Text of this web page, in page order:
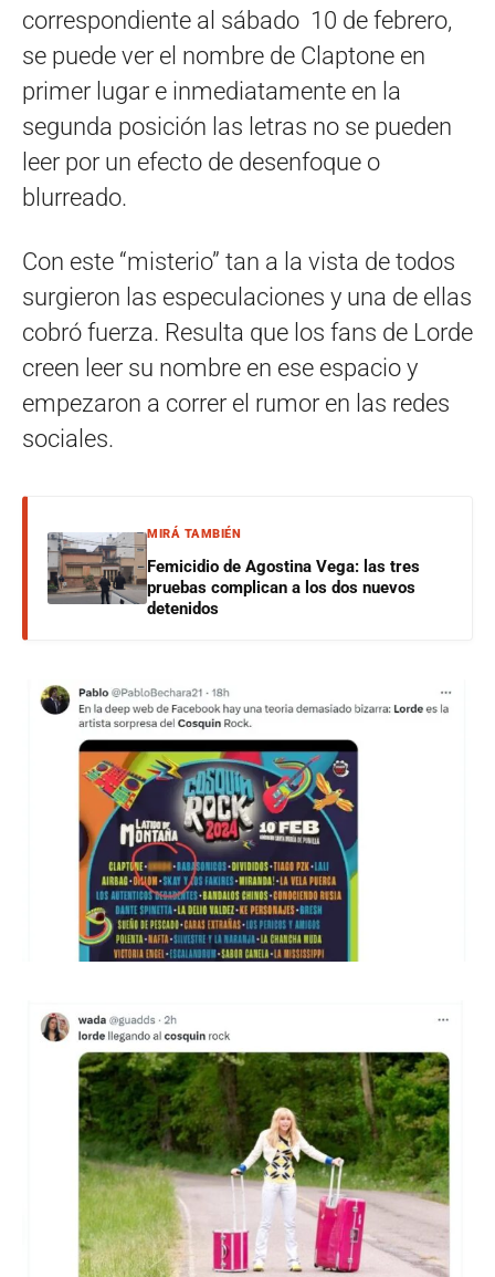
correspondiente al sábado 10 de febrero,
se puede ver el nombre de Claptone en
primer lugar e inmediatamente en la
segunda posición las letras no se pueden
leer por un efecto de desenfoque o
blurreado.
Con este “misterio” tan a la vista de todos
surgieron las especulaciones y una de ellas
cobró fuerza. Resulta que los fans de Lorde
creen leer su nombre en ese espacio y
empezaron a correr el rumor en las redes
sociales.
MIRÁ TAMBIÉN
Femicidio de Agostina Vega: las tres
pruebas complican a los dos nuevos
detenidos